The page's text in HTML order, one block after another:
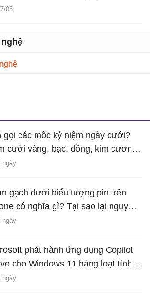
05
gọi các mốc kỷ niệm ngày cưới?
cưới vàng, bạc, đồng, kim cương
nhiêu năm?
ngày
gạch dưới biểu tượng pin trên
có nghĩa gì? Tại sao lại nguy
ngày
phát hành ứng dụng Copilot
cho Windows 11 hàng loạt tính
mới Hữu Ích
ngày